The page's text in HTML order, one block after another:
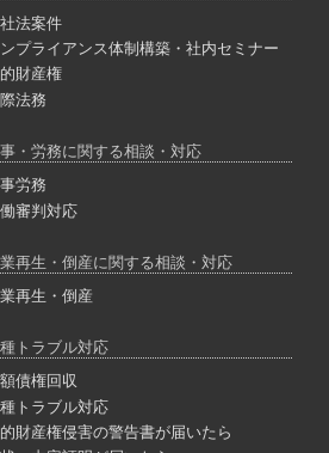
法案件
プライアンス体制構築・社内セミナー
財産権
法務
事・労務に関する相談・対応
労務
審判対応
再生・倒産に関する相談・対応
再生・倒産
トラブル対応
債権回収
トラブル対応
財産権侵害の警告書が届いたら